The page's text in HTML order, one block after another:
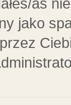
jako